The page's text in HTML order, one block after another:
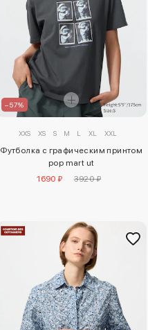
–57%
XXS XS S M L XL XXL
Футболка с графическим принтом
pop mart ut
1690 ₽
3920 ₽